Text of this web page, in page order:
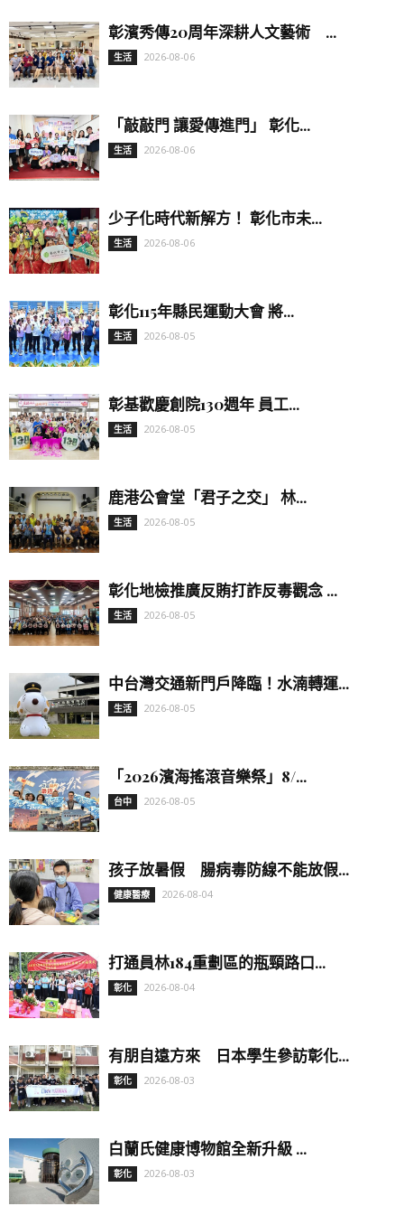
彰濱秀傳20周年深耕人文藝術 ...
生活 2026-08-06
「敲敲門 讓愛傳進門」 彰化...
生活 2026-08-06
少子化時代新解方！ 彰化市未...
生活 2026-08-06
彰化115年縣民運動大會 將...
生活 2026-08-05
彰基歡慶創院130週年 員工...
生活 2026-08-05
鹿港公會堂「君子之交」 林...
生活 2026-08-05
彰化地檢推廣反賄打詐反毒觀念 ...
生活 2026-08-05
中台灣交通新門戶降臨！水湳轉運...
生活 2026-08-05
「2026濱海搖滾音樂祭」8/...
台中 2026-08-05
孩子放暑假 腸病毒防線不能放假...
健康醫療 2026-08-04
打通員林184重劃區的瓶頸路口...
彰化 2026-08-04
有朋自遠方來 日本學生參訪彰化...
彰化 2026-08-03
白蘭氏健康博物館全新升級 ...
彰化 2026-08-03